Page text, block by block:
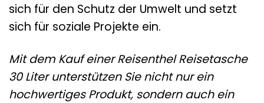
sich für den Schutz der Umwelt und setzt
sich für soziale Projekte ein.
Mit dem Kauf einer Reisenthel Reisetasche
30 Liter unterstützen Sie nicht nur ein
hochwertiges Produkt, sondern auch ein